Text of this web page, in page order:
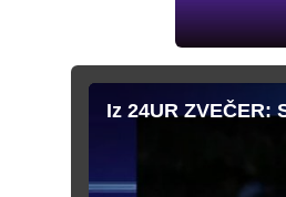
Iz 24UR ZVEČER: